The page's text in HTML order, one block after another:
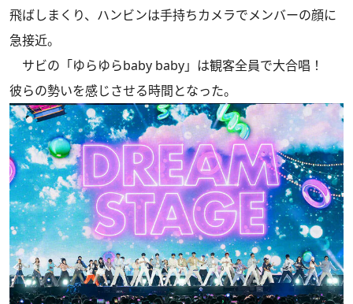
飛ばしまくり、ハンビンは手持ちカメラでメンバーの顔に
急接近。
サビの「ゆらゆらbaby baby」は観客全員で大合唱！
彼らの勢いを感じさせる時間となった。